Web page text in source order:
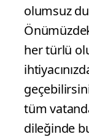
olumsuz
her türlü
tüm
dileğinde